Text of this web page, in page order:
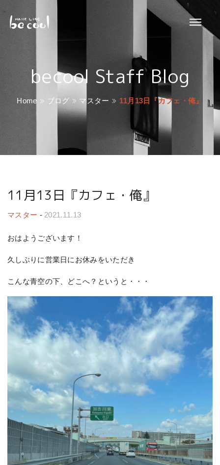
becool Staff Blog
Home ブログ マスター 11月13日『カフェ・俺』
11月13日『カフェ・俺』
マスター - 2021.11.13
おはようございます！
久しぶりに営業日にお休みをいただき
こんな青空の下、どこへ？というと・・・